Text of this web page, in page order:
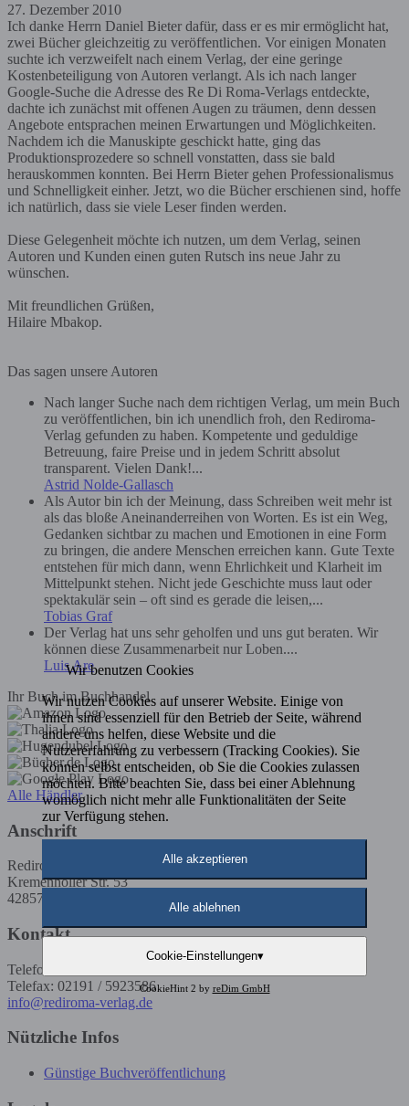
27. Dezember 2010
Ich danke Herrn Daniel Bieter dafür, dass er es mir ermöglicht hat,
zwei Bücher gleichzeitig zu veröffentlichen. Vor einigen Monaten
suchte ich verzweifelt nach einem Verlag, der eine geringe
Kostenbeteiligung von Autoren verlangt. Als ich nach langer
Google-Suche die Adresse des Re Di Roma-Verlags entdeckte,
dachte ich zunächst mit offenen Augen zu träumen, denn dessen
Angebote entsprachen meinen Erwartungen und Möglichkeiten.
Nachdem ich die Manuskipte geschickt hatte, ging das
Produktionsprozedere so schnell vonstatten, dass sie bald
herauskommen konnten. Bei Herrn Bieter gehen Professionalismus
und Schnelligkeit einher. Jetzt, wo die Bücher erschienen sind, hoffe
ich natürlich, dass sie viele Leser finden werden.
Diese Gelegenheit möchte ich nutzen, um dem Verlag, seinen
Autoren und Kunden einen guten Rutsch ins neue Jahr zu
wünschen.
Mit freundlichen Grüßen,
Hilaire Mbakop.
Das sagen unsere Autoren
Nach langer Suche nach dem richtigen Verlag, um mein Buch
zu veröffentlichen, bin ich unendlich froh, den Rediroma-
Verlag gefunden zu haben. Kompetente und geduldige
Betreuung, faire Preise und in jedem Schritt absolut
transparent. Vielen Dank!...
Astrid Nolde-Gallasch
Als Autor bin ich der Meinung, dass Schreiben weit mehr ist
als das bloße Aneinanderreihen von Worten. Es ist ein Weg,
Gedanken sichtbar zu machen und Emotionen in eine Form
zu bringen, die andere Menschen erreichen kann. Gute Texte
entstehen für mich dann, wenn Ehrlichkeit und Klarheit im
Mittelpunkt stehen. Nicht jede Geschichte muss laut oder
spektakulär sein – oft sind es gerade die leisen,...
Tobias Graf
Der Verlag hat uns sehr geholfen und uns gut beraten. Wir
können diese Zusammenarbeit nur Loben....
Luis Are
Ihr Buch im Buchhandel
Alle Händler
Anschrift
Rediroma-Verlag
Kremenholler Str. 53
42857 Remscheid
Kontakt
Telefon: 02191 / 5923585
Telefax: 02191 / 5923586
info@rediroma-verlag.de
Nützliche Infos
Günstige Buchveröffentlichung
Wir benutzen Cookies
Wir nutzen Cookies auf unserer Website. Einige von
ihnen sind essenziell für den Betrieb der Seite, während
andere uns helfen, diese Website und die
Nutzererfahrung zu verbessern (Tracking Cookies). Sie
können selbst entscheiden, ob Sie die Cookies zulassen
möchten. Bitte beachten Sie, dass bei einer Ablehnung
womöglich nicht mehr alle Funktionalitäten der Seite
zur Verfügung stehen.
Alle akzeptieren
Alle ablehnen
Cookie-Einstellungen▾
CookieHint 2 by reDim GmbH